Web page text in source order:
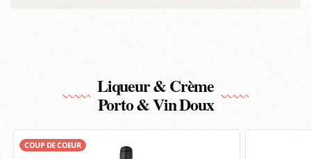
Liqueur & Crème
Porto & Vin Doux
COUP DE COEUR